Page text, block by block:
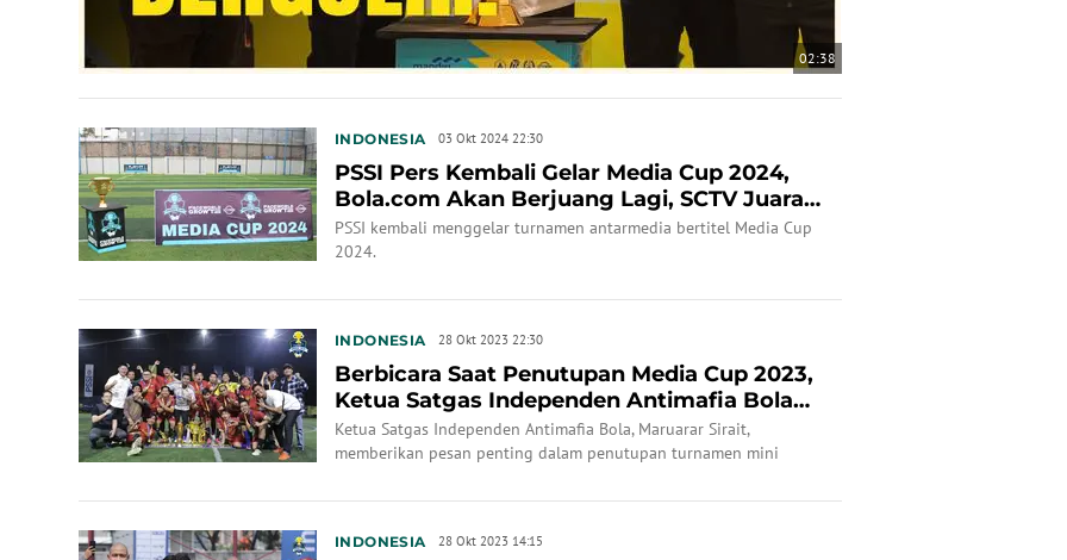
02:38
INDONESIA 03 Okt 2024 22:30
PSSI Pers Kembali Gelar Media Cup 2024,
Bola.com Akan Berjuang Lagi, SCTV Juara
Bertahan
PSSI kembali menggelar turnamen antarmedia bertitel Media Cup
2024.
INDONESIA 28 Okt 2023 22:30
Berbicara Saat Penutupan Media Cup 2023,
Ketua Satgas Independen Antimafia Bola
Persilakan...
Ketua Satgas Independen Antimafia Bola, Maruarar Sirait,
memberikan pesan penting dalam penutupan turnamen mini
INDONESIA 28 Okt 2023 14:15